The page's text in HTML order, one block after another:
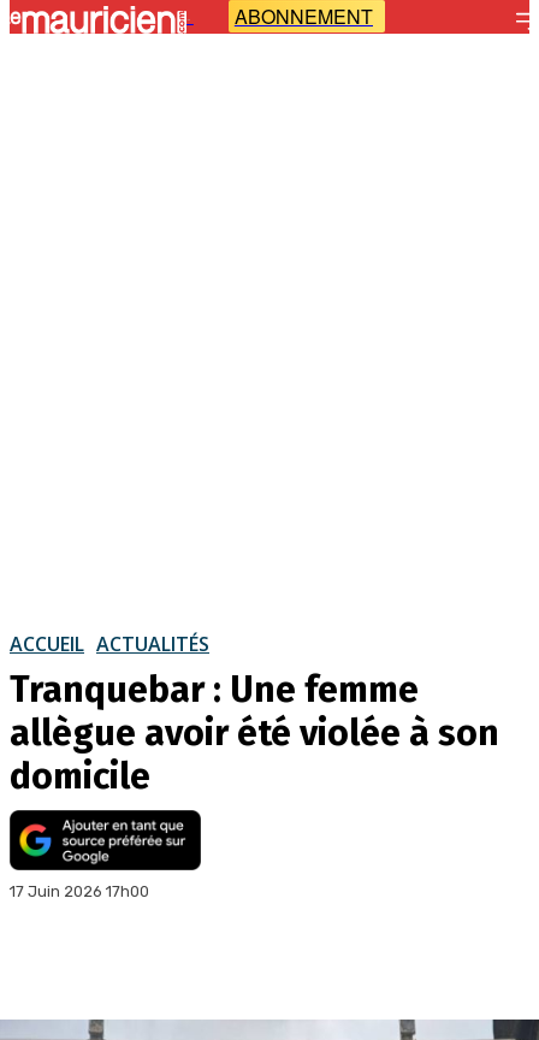
- ABONNEMENT
ACCUEIL ACTUALITÉS
Tranquebar : Une femme
allègue avoir été violée à son
domicile
17 Juin 2026 17h00